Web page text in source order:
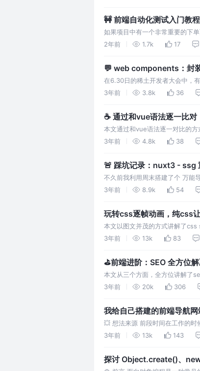
🚧 前端自动化测试入门教程
如果项目中有一个非常重要的下
已经是一个非常重要的屎山页面
2年前 1.7k 17
💬 web components：封
在6.30日的稀土开发者大会中，
components`。之前我没有听过
3年前 3.8k 36
☕ 通过和vue语法逐一比
本文通过和vue语法逐一对比的
题，主要还是生态不够完善。但
3年前 4.8k 38
🚨 踩坑记录：nuxt3 - ssg
不久前我利用周末搭建了个 万能
nuxt3重构下，踩了不少坑，写文
3年前 8.9k 54
玩转css逐帧动画，纯css
本文以图文并茂的方式讲解了
打字机效果“只因你太美”等，欢迎
3年前 13k 83
⛳前端进阶：SEO 全方位
本文从三个方面，全方位讲解了
3年前
20k 306
我给自己搭建的前端导航
💥 想法来源 前段时间在工作的
🐶）。但是网上有好多重复或者
3年前 13k 143
探讨 Object.create()、